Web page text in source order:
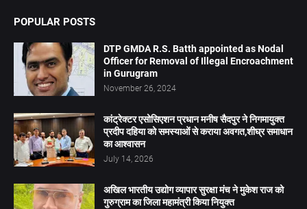
POPULAR POSTS
DTP GMDA R.S. Batth appointed as Nodal
Officer for Removal of Illegal Encroachment
in Gurugram
November 26, 2024
कांट्रेक्टर एसोसिएशन प्रधान मनीष सैदपुर ने निगमायुक्त
प्रदीप दहिया को समस्याओं से कराया अवगत,शीघ्र समाधान
का आश्वासन
July 14, 2026
अखिल भारतीय उद्योग व्यापार सुरक्षा मंच ने मुकेश राज को
गुरुग्राम का जिला महामंत्री किया नियुक्त